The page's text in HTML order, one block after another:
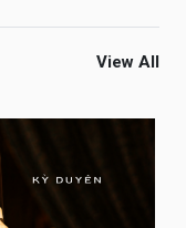
View All